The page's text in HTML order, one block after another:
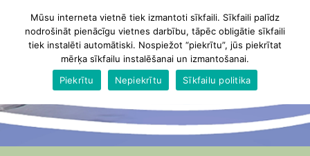
Mūsu interneta vietnē tiek izmantoti sīkfaili. Sīkfaili palīdz
nodrošināt pienācīgu vietnes darbību, tāpēc obligātie sīkfaili
tiek instalēti automātiski. Nospiežot “piekrītu”, jūs piekrītat
mērķa sīkfailu instalēšanai un izmantošanai.
Piekrītu
Nepiekrītu Sīkfailu politika